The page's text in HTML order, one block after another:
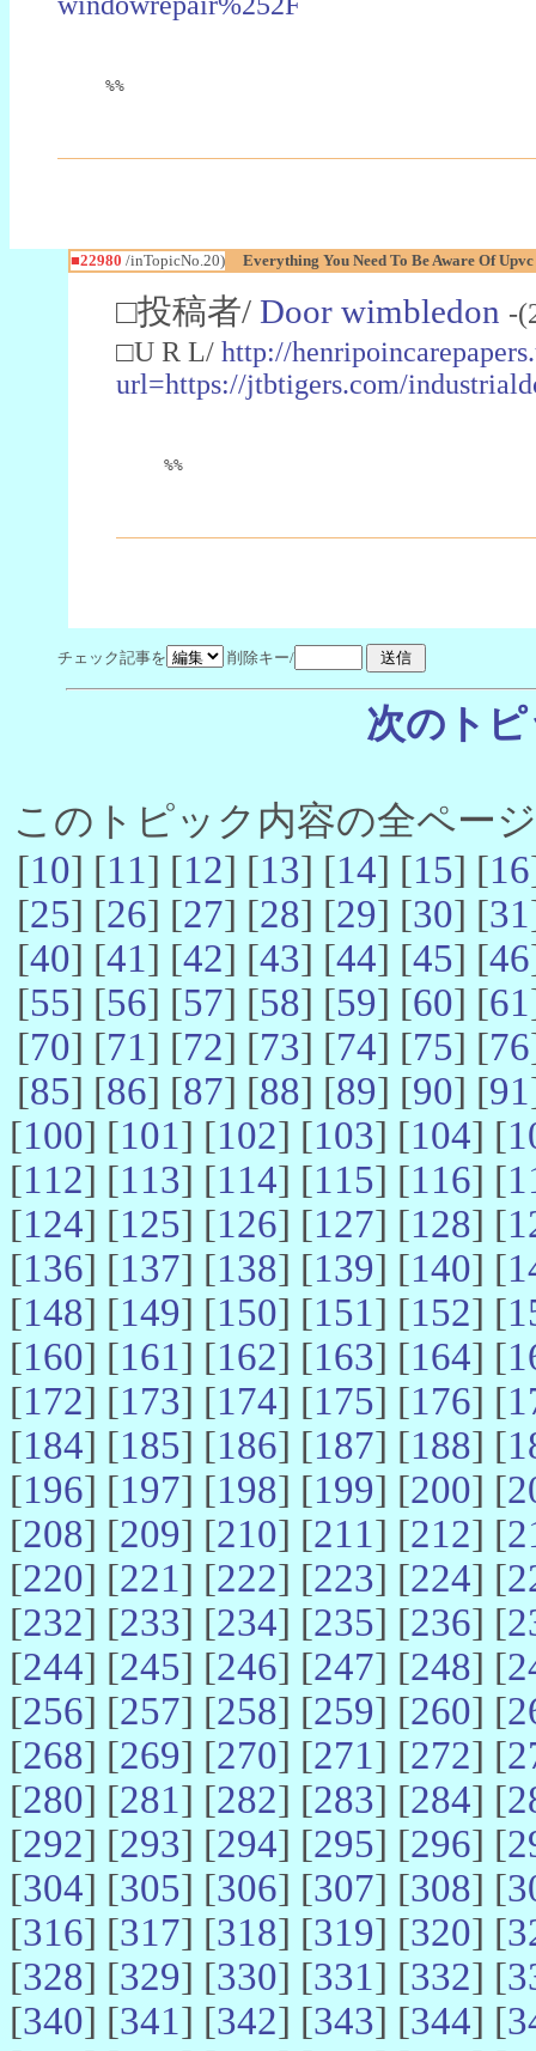
%%
■22980 /inTopicNo.20) Everything You Need To Be Aware Of
□投稿者/ Door wimbledon -
□U R L/ http://
url=https://jtbtigers.com/
%%
チェック記事を 削除キー/
次のト
このトピック内容の全ペー
[10] [11] [12] [13] [14] [15] [16
[25] [26] [27] [28] [29] [30] [31
[40] [41] [42] [43] [44] [45] [46
[55] [56] [57] [58] [59] [60] [61
[70] [71] [72] [73] [74] [75] [76
[85] [86] [87] [88] [89] [90] [91
[100] [101] [102] [103] [104] [
[112] [113] [114] [115] [116] [
[124] [125] [126] [127] [128] [
[136] [137] [138] [139] [140] [
[148] [149] [150] [151] [152] [
[160] [161] [162] [163] [164] [
[172] [173] [174] [175] [176] [
[184] [185] [186] [187] [188] [
[196] [197] [198] [199] [200] [
[208] [209] [210] [211] [212] [
[220] [221] [222] [223] [224] [
[232] [233] [234] [235] [236] [
[244] [245] [246] [247] [248] [
[256] [257] [258] [259] [260] [
[268] [269] [270] [271] [272] [
[280] [281] [282] [283] [284] [
[292] [293] [294] [295] [296] [
[304] [305] [306] [307] [308] [
[316] [317] [318] [319] [320] [
[328] [329] [330] [331] [332] [
[340] [341] [342] [343] [344] [